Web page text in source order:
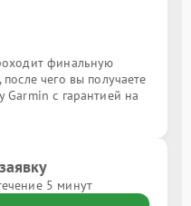
финальную
чего вы получаете
Garmin с гарантией на
5 минут